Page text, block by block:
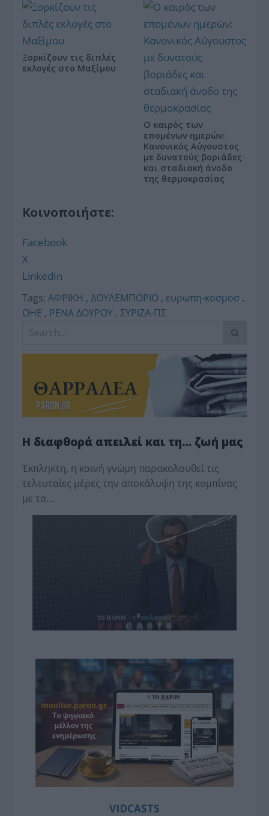
Ξορκίζουν τις διπλές
εκλογές στο Μαξίμου
Ο καιρός των
επομένων ημερών:
Κανονικός Αύγουστος
με δυνατούς βοριάδες
και σταδιακή άνοδο
της θερμοκρασίας
Κοινοποιήστε:
Facebook
X
LinkedIn
Tags: ΑΦΡΙΚΗ ,ΔΟΥΛΕΜΠΟΡΙΟ , ευρωπη-κοσμοσ ,
ΟΗΕ , ΡΕΝΑ ΔΟΥΡΟΥ ,ΣΥΡΙΖΑ-ΠΣ
Η διαφθορά απειλεί και τη… ζωή μας
Έκπληκτη, η κοινή γνώμη παρακολουθεί τις
τελευταίες μέρες την αποκάλυψη της κο­μπίνας
με τα…
VIDCASTS